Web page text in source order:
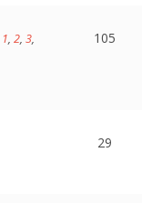
1, 2, 3,
105
29